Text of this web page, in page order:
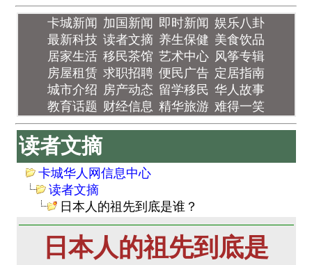
卡城新闻 加国新闻 即时新闻 娱乐八卦
最新科技 读者文摘 养生保健 美食饮品
居家生活 移民茶馆 艺术中心 风筝专辑
房屋租赁 求职招聘 便民广告 定居指南
城市介绍 房产动态 留学移民 华人故事
教育话题 财经信息 精华旅游 难得一笑
读者文摘
卡城华人网信息中心
读者文摘
日本人的祖先到底是谁？
日本人的祖先到底是